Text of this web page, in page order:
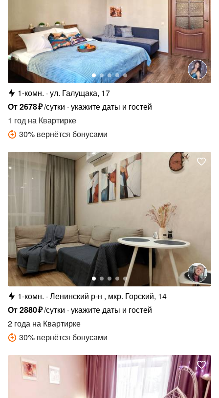
1-комн. ул. Галущака, 17
От2678₽/сутки укажите даты и гостей
1 год на Квартирке
30% вернётся бонусами
1-комн. Ленинский р-н , мкр. Горский, 14
От2880₽/сутки укажите даты и гостей
2 года на Квартирке
30% вернётся бонусами